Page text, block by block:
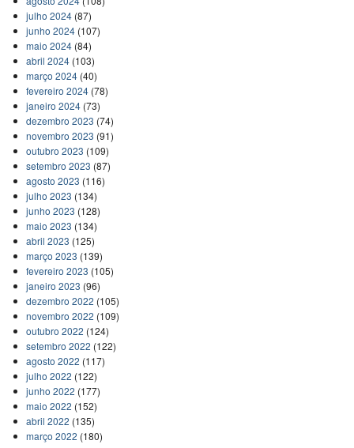
julho 2024(87)
junho 2024(107)
maio 2024(84)
abril 2024(103)
março 2024(40)
fevereiro 2024(78)
janeiro 2024(73)
dezembro 2023 (74)
novembro 2023 (91)
outubro 2023 (109)
setembro 2023 (87)
agosto 2023 (116)
julho 2023 (134)
junho 2023 (128)
maio 2023 (134)
abril 2023 (125)
março 2023 (139)
fevereiro 2023 (105)
janeiro 2023 (96)
dezembro 2022 (105)
novembro 2022 (109)
outubro 2022 (124)
setembro 2022 (122)
agosto 2022 (117)
julho 2022 (122)
junho 2022 (177)
maio 2022 (152)
abril 2022 (135)
março 2022 (180)